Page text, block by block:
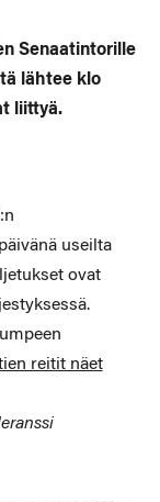
Senaatintorille
lähtee klo
liittyä.
useilta
ovat
reitit näet